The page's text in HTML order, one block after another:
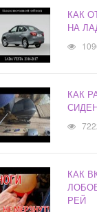
КАК
НА
КАК
КАК
РЕЙ